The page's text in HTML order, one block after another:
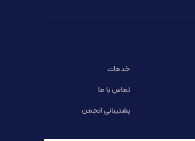
خدمات
تماس با ما
پشتیبانی انجمن